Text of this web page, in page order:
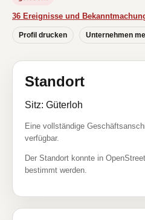
36 Ereignisse und
Profil drucken Unternehmen
Standort
Sitz: Güterloh
Eine vollständige
verfügbar.
Der Standort konnte in
bestimmt werden.